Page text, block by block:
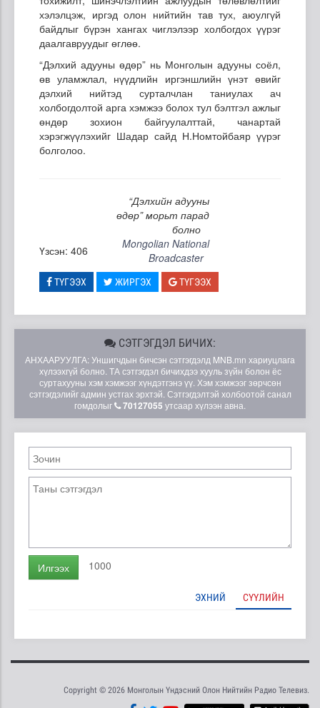
хэлэлцэж, иргэд олон нийтийн тав тух, аюулгүй
байдлыг бүрэн хангах чиглэлээр холбогдох үүрэг
даалгавруудыг өглөө.
“Дэлхий адууны өдөр” нь Монголын адууны соёл,
өв уламжлал, нүүдлийн иргэншлийн үнэт өвийг
дэлхий нийтэд сурталчлан таниулах ач
холбогдолтой арга хэмжээ болох тул бэлтгэл ажлыг
өндөр зохион байгуулалттай, чанартай
хэрэгжүүлэхийг Шадар сайд Н.Номтойбаяр үүрэг
болголоо.
“Дэлхийн адууны
өдөр” морьт парад
болно
Үзсэн: 406
Mongolian National
Broadcaster
ТҮГЭЭХ ЖИРГЭХ ТҮГЭЭХ
СЭТГЭГДЭЛ БИЧИХ:
АНХААРУУЛГА: Уншигчдын бичсэн сэтгэгдэлд MNB.mn хариуцлага
хүлээхгүй болно. ТА сэтгэгдэл бичихдээ хууль зүйн болон ёс
суртахууны хэм хэмжээг хүндэтгэнэ үү. Хэм хэмжээг зөрчсөн
сэтгэгдэлийг админ устгах эрхтэй. Сэтгэгдэлтэй холбоотой санал
гомдолыг
70127055 утсаар хүлээн авна.
Илгээх 1000
ЭХНИЙ СҮҮЛИЙН
Copyright © 2026 Монголын Үндэсний Олон Нийтийн Радио Телевиз.